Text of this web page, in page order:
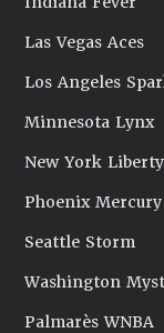
Las Vegas Aces
Los Angeles
Minnesota Lynx
New York Liberty
Phoenix Mercury
Seattle Storm
Washington
Palmarès WNBA